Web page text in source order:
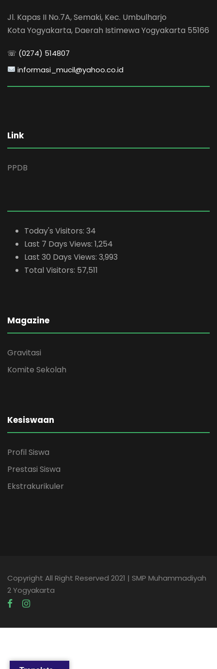
Jl. Kapas II No.7A, Semaki, Kec. Umbulharjo
Kota Yogyakarta, Daerah Istimewa Yogyakarta 55166
☏ (0274) 514807
informasi_mucil@yahoo.co.id
Link
PPDB
Today's Visitors: 34
Last 7 Days Views: 1,254
Last 30 Days Views: 3,993
Total Visitors: 57,511
Magazine
Gravitasi
Komite Sekolah
Kesiswaan
Profil Siswa
Prestasi Siswa
Ekstrakurikuler
Copyright All Right Reserved 2021 | SMP Muhammadiyah
2 Yogyakarta